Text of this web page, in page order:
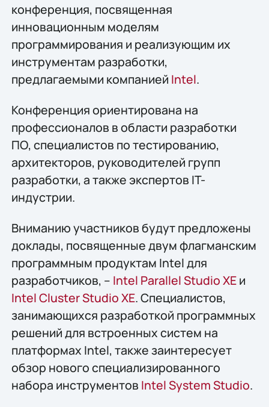
конференция, посвященная
инновационным моделям
программирования и реализующим их
инструментам разработки,
предлагаемыми компанией Intel.
Конференция ориентирована на
профессионалов в области разработки
ПО, специалистов по тестированию,
архитекторов, руководителей групп
разработки, а также экспертов IT-
индустрии.
Вниманию участников будут предложены
доклады, посвященные двум флагманским
программным продуктам Intel для
разработчиков, – Intel Parallel Studio XEи
Intel Cluster Studio XE. Специалистов,
занимающихся разработкой программных
решений для встроенных систем на
платформах Intel, также заинтересует
обзор нового специализированного
набора инструментов Intel System Studio.